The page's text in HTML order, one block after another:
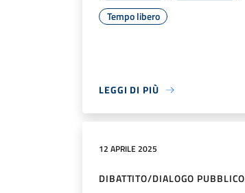
Tempo libero
LEGGI DI PIÙ
12 APRILE 2025
DIBATTITO/DIALOGO PUBBLICO